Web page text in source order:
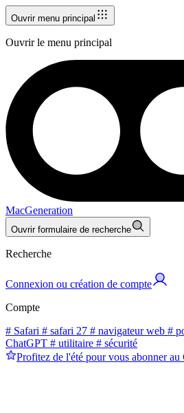
Ouvrir menu principal
Ouvrir le menu principal
MacGeneration
Ouvrir formulaire de recherche
Recherche
Connexion ou création de compte
Compte
# Safari # safari 27 # navigateur web #
ChatGPT # utilitaire # sécurité
Profitez de l'été pour vous abonner